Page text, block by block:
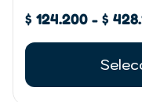
$ 124.200 - $